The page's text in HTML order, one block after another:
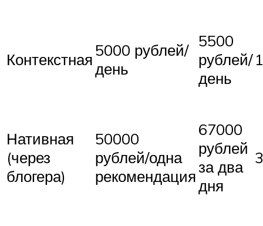
Контекстная5000 рублей/
день
5500
рублей/
день
Нативная
(через
блогера)
50000
рублей/одна
рекомендация
67000
рублей
за два
дня